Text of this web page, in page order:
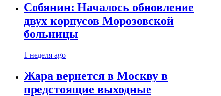
Собянин: Началось обновление
двух корпусов Морозовской
больницы
1 неделя ago
Жара вернется в Москву в
предстоящие выходные